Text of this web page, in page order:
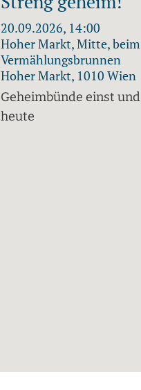
20.09.2026, 14:00
Hoher Markt, Mitte, beim
Vermählungsbrunnen
Hoher Markt, 1010 Wien
Geheimbünde einst und
heute